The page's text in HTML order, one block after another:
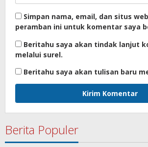
Simpan nama, email, dan situs
peramban ini untuk komentar saya
Beritahu saya akan tindak lanjut
melalui surel.
Beritahu saya akan tulisan baru
Berita Populer